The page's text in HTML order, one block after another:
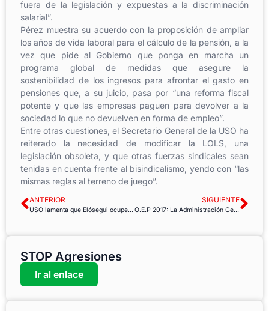
fuera de la legislación y expuestas a la discriminación
salarial”.
Pérez muestra su acuerdo con la proposición de ampliar
los años de vida laboral para el cálculo de la pensión, a la
vez que pide al Gobierno que ponga en marcha un
programa global de medidas que asegure la
sostenibilidad de los ingresos para afrontar el gasto en
pensiones que, a su juicio, pasa por “una reforma fiscal
potente y que las empresas paguen para devolver a la
sociedad lo que no devuelven en forma de empleo”.
Entre otras cuestiones, el Secretario General de la USO ha
reiterado la necesidad de modificar la LOLS, una
legislación obsoleta, y que otras fuerzas sindicales sean
tenidas en cuenta frente al bisindicalismo, yendo con “las
mismas reglas al terreno de juego”.
ANTERIOR
USO lamenta que Elósegui ocupe un cargo en el Tribunal Europeo de Derechos Humanos
SIGUIENTE
O.E.P 2017: La Administración General del Estado oferta 4.725 plazas
STOP Agresiones
Ir al enlace